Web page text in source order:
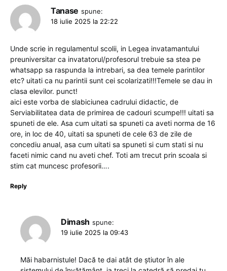
Tanase spune:
18 iulie 2025 la 22:22
Unde scrie in regulamentul scolii, in Legea invatamantului
preuniversitar ca invatatorul/profesorul trebuie sa stea pe
whatsapp sa raspunda la intrebari, sa dea temele parintilor
etc? uitati ca nu parintii sunt cei scolarizati!!!Temele se dau in
clasa elevilor. punct!
aici este vorba de slabiciunea cadrului didactic, de
Serviabilitatea data de primirea de cadouri scumpe!!! uitati sa
spuneti de ele. Asa cum uitati sa spuneti ca aveti norma de 16
ore, in loc de 40, uitati sa spuneti de cele 63 de zile de
concediu anual, asa cum uitati sa spuneti si cum stati si nu
faceti nimic cand nu aveti chef. Toti am trecut prin scoala si
stim cat muncesc profesorii….
Reply
Dimash spune:
19 iulie 2025 la 09:43
Măi habarnistule! Dacă te dai atât de știutor în ale